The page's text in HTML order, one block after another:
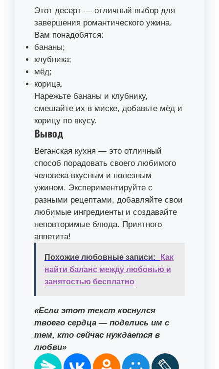
Этот десерт — отличный выбор для
завершения романтического ужина.
Вам понадобятся:
бананы;
клубника;
мёд;
корица.
Нарежьте бананы и клубнику,
смешайте их в миске, добавьте мёд и
корицу по вкусу.
Вывод
Веганская кухня — это отличный
способ порадовать своего любимого
человека вкусным и полезным
ужином. Экспериментируйте с
разными рецептами, добавляйте свои
любимые ингредиенты и создавайте
неповторимые блюда. Приятного
аппетита!
Похожие любовные записи:
Как
найти баланс между любовью и
занятостью бесплатно
«Если этот текст коснулся
твоего сердца — поделись им с
тем, кто сейчас нуждается в
любви»